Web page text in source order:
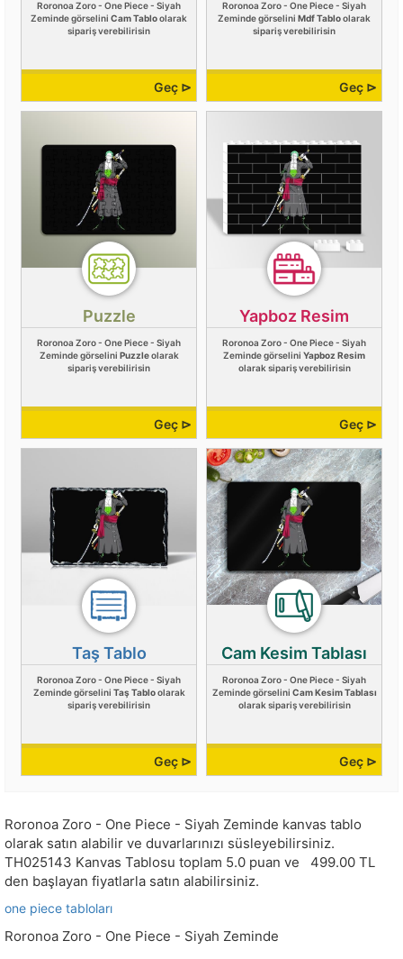
Roronoa Zoro - One Piece - Siyah
Zeminde görselini Cam Tabloolarak
sipariş verebilirisin
Geç ⊳
Roronoa Zoro - One Piece - Siyah
Zeminde görselini Mdf Tabloolarak
sipariş verebilirisin
Geç ⊳
Puzzle
Roronoa Zoro - One Piece - Siyah
Zeminde görselini Puzzleolarak
sipariş verebilirisin
Geç ⊳
Yapboz Resim
Roronoa Zoro - One Piece - Siyah
Zeminde görselini Yapboz Resim
olarak sipariş verebilirisin
Geç ⊳
Taş Tablo
Roronoa Zoro - One Piece - Siyah
Zeminde görselini Taş Tabloolarak
sipariş verebilirisin
Geç ⊳
Cam Kesim Tablası
Roronoa Zoro - One Piece - Siyah
Zeminde görselini Cam Kesim Tablası
olarak sipariş verebilirisin
Geç ⊳
Roronoa Zoro - One Piece - Siyah Zeminde kanvas tablo
olarak satın alabilir ve duvarlarınızı süsleyebilirsiniz.
TH025143 Kanvas Tablosu toplam 5.0 puan ve 499.00 TL
den başlayan fiyatlarla satın alabilirsiniz.
one piece tabloları
Roronoa Zoro - One Piece - Siyah Zeminde